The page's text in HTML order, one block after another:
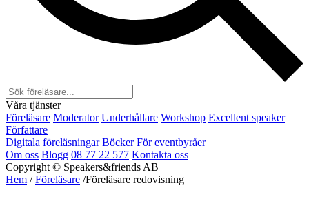
Våra tjänster
Föreläsare Moderator Underhållare Workshop Excellent speaker
Författare
Digitala föreläsningar Böcker För eventbyråer
Om oss Blogg 08 77 22 577 Kontakta oss
Copyright © Speakers&friends AB
Hem /Föreläsare /Föreläsare redovisning